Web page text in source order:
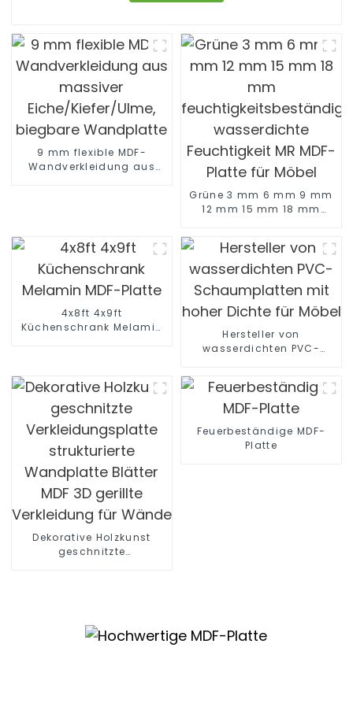
9 mm flexible MDF-
Wandverkleidung aus
Grüne 3 mm 6 mm 9 mm
12 mm 15 mm 18 mm
Feuchtigkeit MR MDF-
Platte für Möbel
4x8ft 4x9ft
Küchenschrank Melamin
Hersteller von
wasserdichten PVC-
Dekorative Holzkunst
geschnitzte
Feuerbeständige MDF-
Platte